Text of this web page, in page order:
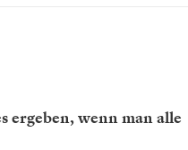
ergeben, wenn man alle